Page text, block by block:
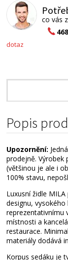
co vás
dotaz
Popis
Upozornění:
prodejně. Výrobek
(většinou je ale i
100% stavu,
Luxusní židle
designu,
reprezentativnímu
místnosti a
restaurace.
materiály dodává
Korpus sedáku je